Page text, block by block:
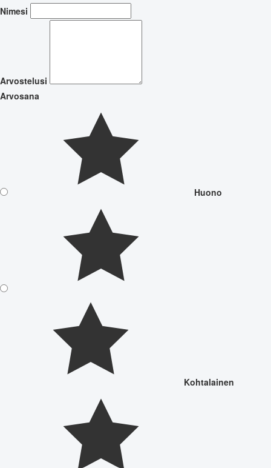
Nimesi
Arvostelusi
Arvosana
Huono
Kohtalainen